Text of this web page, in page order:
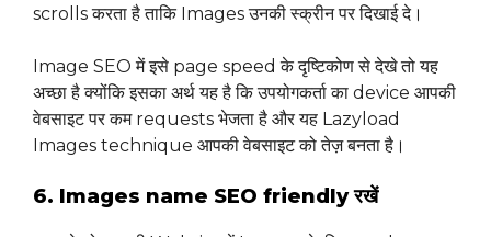
scrolls करता है ताकि Images उनकी स्क्रीन पर दिखाई दे।
Image SEO में इसे page speed के दृष्टिकोण से देखे तो यह
अच्छा है क्योंकि इसका अर्थ यह है कि उपयोगकर्ता का device आपकी
वेबसाइट पर कम requests भेजता है और यह Lazyload
Images technique आपकी वेबसाइट को तेज़ बनता है।
6. Images name SEO friendly रखें